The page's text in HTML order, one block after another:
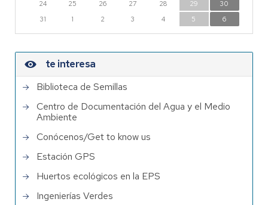
24
25 26 27 28 29
30
31
1 2 3 4 5 6
te interesa
Biblioteca de Semillas
Centro de Documentación del Agua y el Medio
Ambiente
Conócenos/Get to know us
Estación GPS
Huertos ecológicos en la EPS
Ingenierías Verdes